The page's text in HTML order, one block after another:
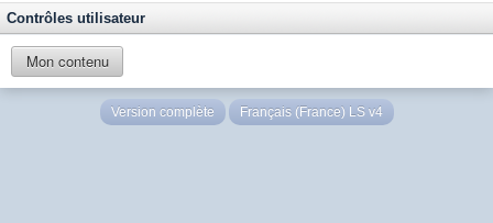
Contrôles utilisateur
Mon contenu
Version complète Français (France) LS v4